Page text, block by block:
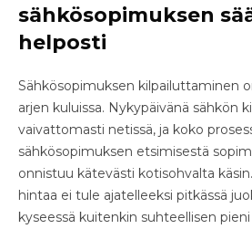
sähkösopimuksen
helposti
Sähkösopimuksen kilpailuttaminen
arjen kuluissa. Nykypäivänä sähkön
vaivattomasti netissä, ja koko
sähkösopimuksen etsimisestä
onnistuu kätevästi kotisohvalta
hintaa ei tule ajatelleeksi pitkässä
kyseessä kuitenkin suhteellisen